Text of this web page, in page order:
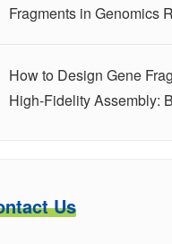
Fragments in Genomics
How to Design Gene
High-Fidelity Assembly:
Us